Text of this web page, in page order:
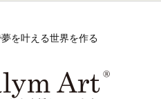
を叶える世界を作る